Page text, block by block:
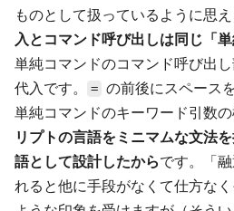
ものとして扱っているように思え
入とコマンド呼び出しは同じ「単
単純コマンドのコマンド呼び出
代入です。
= の前後にスペース
単純コマンドのキーワード引数の
リプトの言語をミニマムな文法
語として設計したからです。「
れると他に手段がなくて仕方な